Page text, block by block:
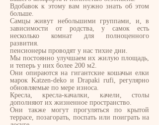
Вдобавок к этому вам нужно знать об этом
больше.
Самцы живут небольшими группами, и, в
зависимости от родства, у самок есть
несколько комнат для полноценного
развития.
пенсионеры проводят у нас тихие дни.
Мы постоянно улучшаем их жилую площадь,
и теперь у них более 200 м2.
Они опираются на гигантские кошачьи елки
марок Katzen-deko и Drapaki rufi, регулярно
обновляемые по мере износа.
Кресла, кресла-качалки, качели, столы
дополняют их жизненное пространство.
Они также могут прогуляться по крытой
террасе, позагорать, поспать или поиграть на